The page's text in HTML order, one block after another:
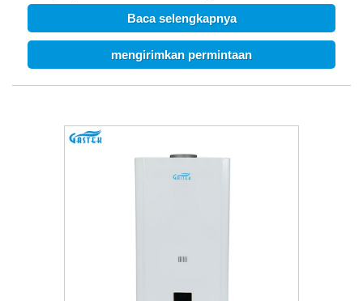
service and timely delivery.
Baca selengkapnya
mengirimkan permintaan